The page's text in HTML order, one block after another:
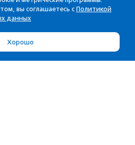
вы соглашаетесь с Политикой
данных
Хорошо